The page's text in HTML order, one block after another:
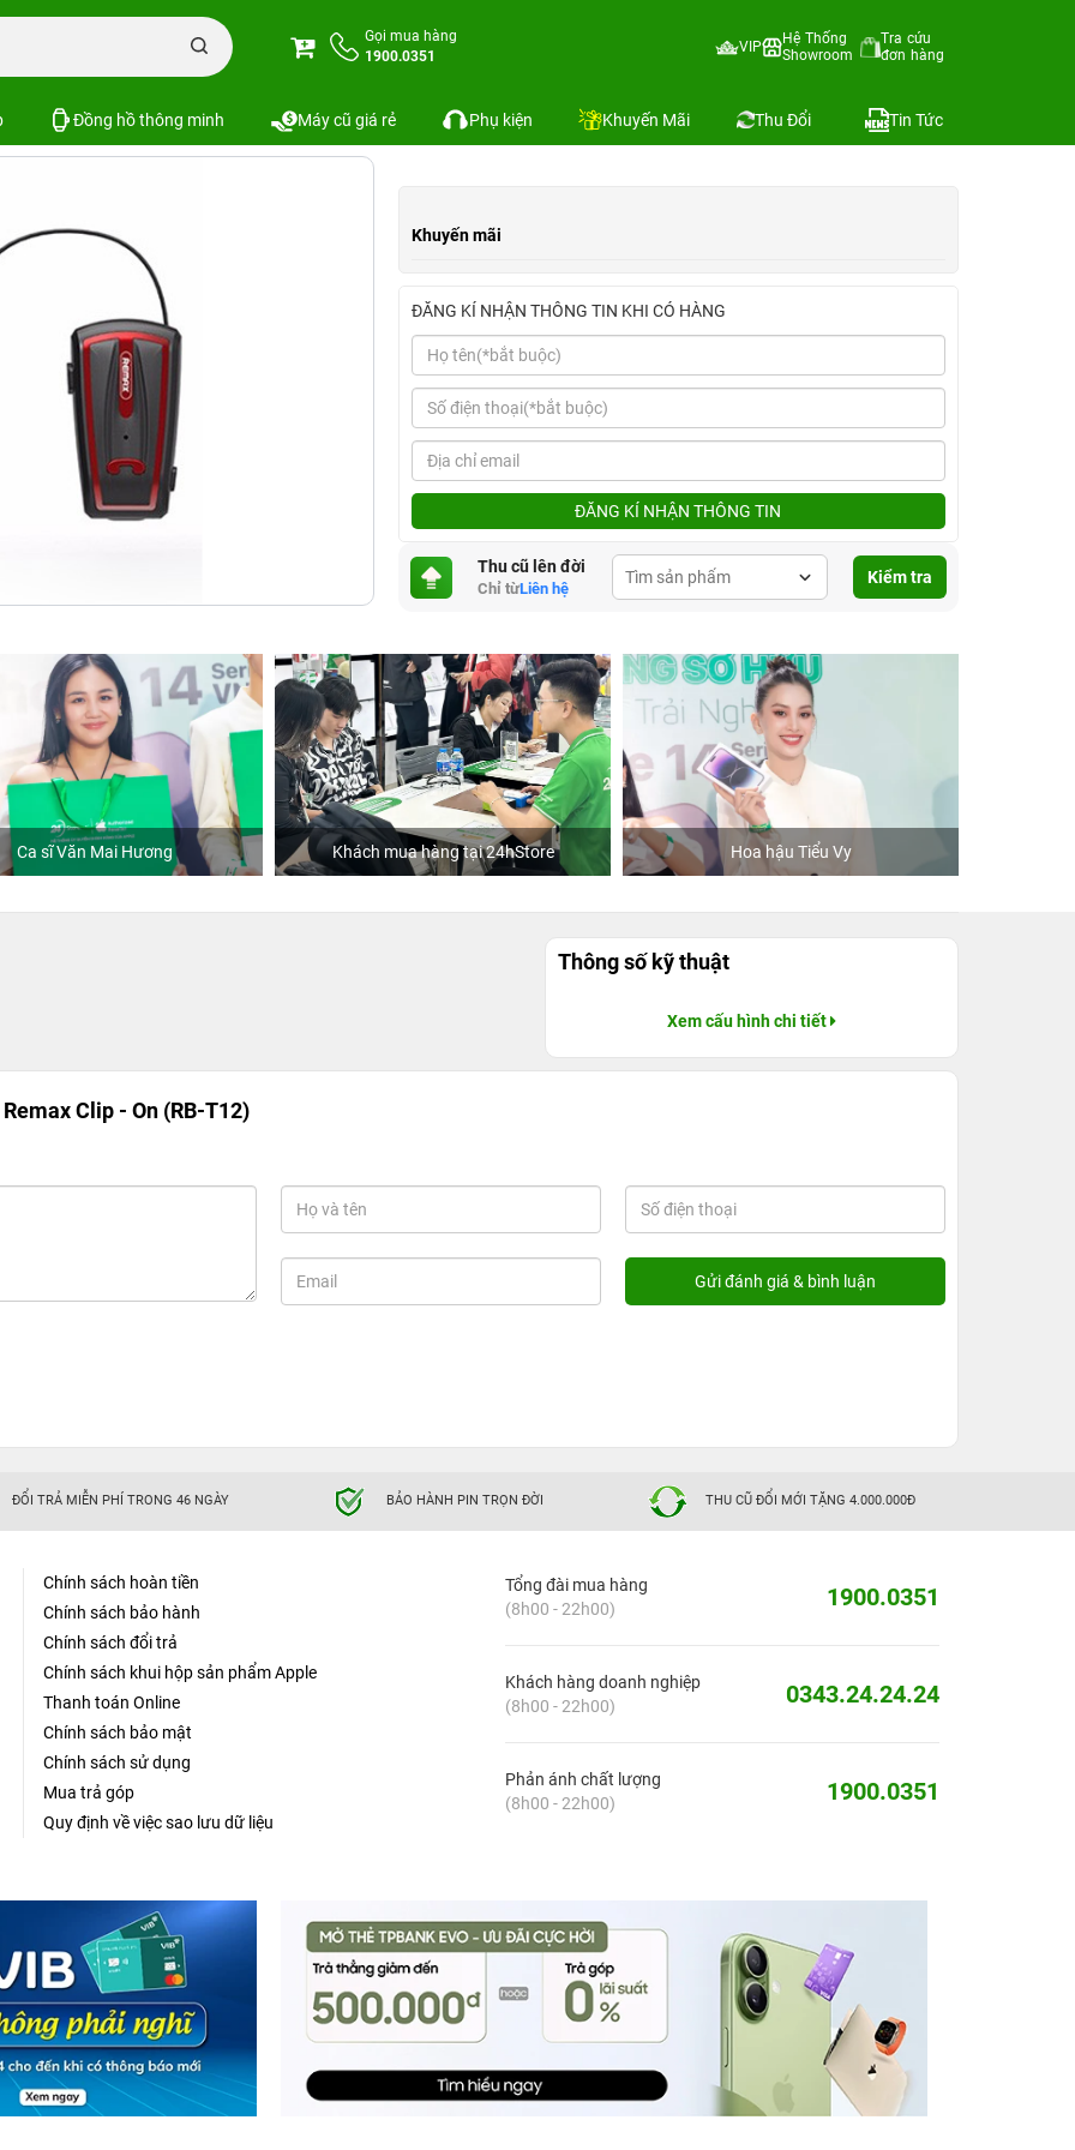
Gọi mua hàng
1900.0351
VIP
Hệ Thống
Showroom
Tra cứu
đơn hàng
Đồng hồ thông minh Máy cũ giá rẻ Phụ kiện Khuyến Mãi Thu Đổi Tin Tức
Bluetooth Remax Clip - On (RB-T12)
Khuyến mãi
ĐĂNG KÍ NHẬN THÔNG TIN KHI CÓ HÀNG
ĐĂNG KÍ NHẬN THÔNG TIN
Thu cũ lên đời
Chỉ từLiên hệ
Kiểm tra
Ca sĩ Văn Mai Hương Khách mua hàng tại 24hStore Hoa hậu Tiểu Vy
Thông số kỹ thuật
Xem cấu hình chi tiết
Clip - On (RB-T12)
ĐỔI TRẢ MIỄN PHÍ TRONG 46 NGÀY BẢO HÀNH PIN TRỌN ĐỜI THU CŨ ĐỔI MỚI TẶNG 4.000.000Đ
Chính sách hoàn tiền
Chính sách bảo hành
Chính sách đổi trả
Chính sách khui hộp sản phẩm Apple
Thanh toán Online
Chính sách bảo mật
Chính sách sử dụng
Mua trả góp
Quy định về việc sao lưu dữ liệu
Tổng đài mua hàng
(8h00 - 22h00)
1900.0351
Khách hàng doanh nghiệp
(8h00 - 22h00)
0343.24.24.24
Phản ánh chất lượng
(8h00 - 22h00)
1900.0351